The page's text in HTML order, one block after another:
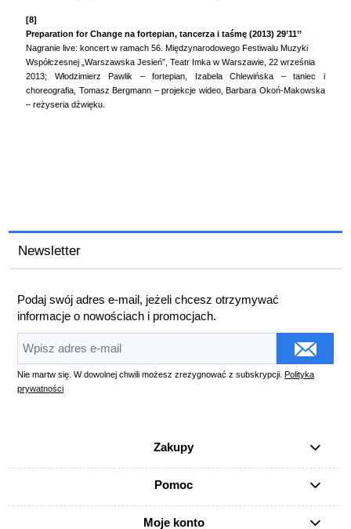
[8]
Preparation for Change na fortepian, tancerza i taśmę (2013) 29’11’’
Nagranie live: koncert w ramach 56. Międzynarodowego Festiwalu Muzyki
Współczesnej „Warszawska Jesień”, Teatr Imka w Warszawie, 22 września
2013; Włodzimierz Pawlik – fortepian, Izabela Chlewińska – taniec i
choreografia, Tomasz Bergmann – projekcje wideo, Barbara Okoń-Makowska
– reżyseria dźwięku.
Newsletter
Podaj swój adres e-mail, jeżeli chcesz otrzymywać
informacje o nowościach i promocjach.
Nie martw się. W dowolnej chwili możesz zrezygnować z subskrypcji. Polityka
prywatności
Zakupy
Pomoc
Moje konto